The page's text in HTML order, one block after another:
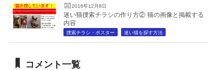
2016年12月8日
迷い猫捜索チラシの作り方② 猫の画像と掲載する
内容
捜索チラシ・ポスター 迷い猫を探す方法
コメント一覧